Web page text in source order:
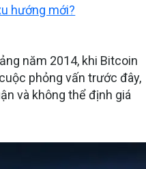
hướng mới?
năm 2014, khi Bitcoin
phỏng vấn trước đây,
và không thể định giá